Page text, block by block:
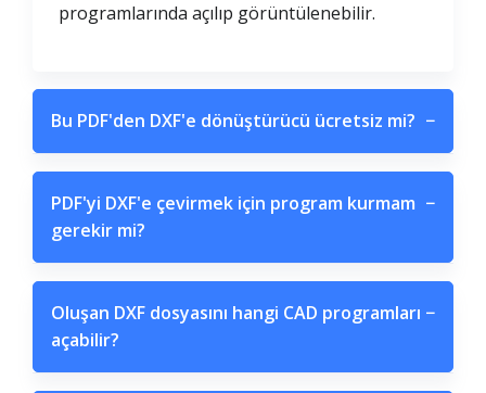
programlarında açılıp görüntülenebilir.
Bu PDF'den DXF'e dönüştürücü ücretsiz mi? −
PDF'yi DXF'e çevirmek için program kurmam
gerekir mi?
−
Oluşan DXF dosyasını hangi CAD programları
açabilir?
−